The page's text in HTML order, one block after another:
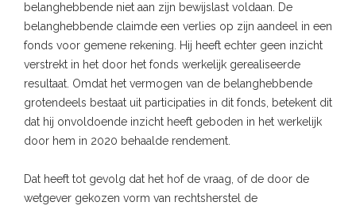
belanghebbende niet aan zijn bewijslast voldaan. De
belanghebbende claimde een verlies op zijn aandeel in een
fonds voor gemene rekening. Hij heeft echter geen inzicht
verstrekt in het door het fonds werkelijk gerealiseerde
resultaat. Omdat het vermogen van de belanghebbende
grotendeels bestaat uit participaties in dit fonds, betekent dit
dat hij onvoldoende inzicht heeft geboden in het werkelijk
door hem in 2020 behaalde rendement.
Dat heeft tot gevolg dat het hof de vraag, of de door de
wetgever gekozen vorm van rechtsherstel de